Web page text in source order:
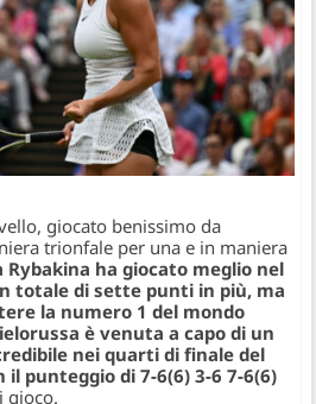
giocato benissimo da
trionfale per una e in maniera
Rybakina ha giocato meglio nel
totale di sette punti in più, ma
la numero 1 del mondo
è venuta a capo di un
nei quarti di finale del
il punteggio di 7-6(6) 3-6 7-6(6)
gioco.